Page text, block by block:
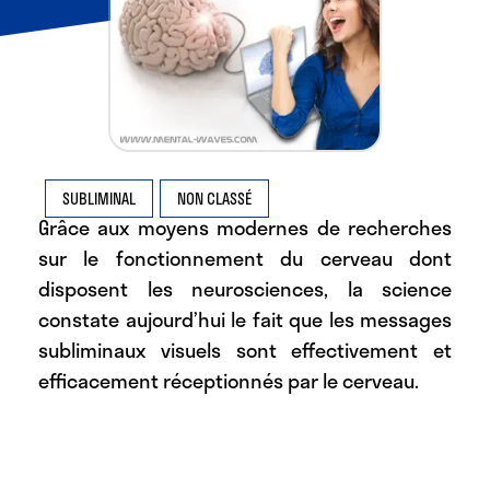
SUBLIMINAL NON CLASSÉ
Grâce aux moyens modernes de recherches
sur le fonctionnement du cerveau dont
disposent les neurosciences, la science
constate aujourd’hui le fait que les messages
subliminaux visuelssont effectivement et
efficacement réceptionnés par le cerveau.